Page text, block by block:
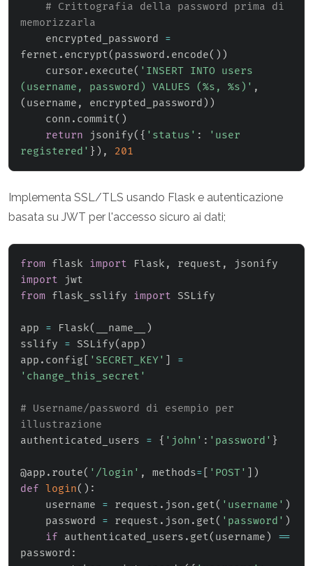
# Crittografia della password prima di
memorizzarla
    encrypted_password
=
fernet . encrypt( password . encode( ) )
    cursor
. execute( 'INSERT INTO users
(username, password) VALUES (%s, %s)' ,
( username , encrypted_password ) )
    conn
. commit( )
return jsonify( { 'status' :
'user
registered' } ) , 201
Implementa SSL/TLS usando Flask e autenticazione
basata su JWT per l'accesso sicuro ai dati;
from flask import Flask , request ,
import
from flask_sslify import SSLify
app = Flask( __name__
)
sslify = SSLify( app )
app . config 'SECRET_KEY'
=
'change_this_secret'
# Username/password di esempio per
illustrazione
authenticated_users = { 'john' : 'password' }
@app . route( '/login' , methods= 'POST'
)
def
login( ) :
    username
= request . json . get( 'username' )
    password
= request . json . get( 'password' )
if authenticated_users . get( username )
==
password :